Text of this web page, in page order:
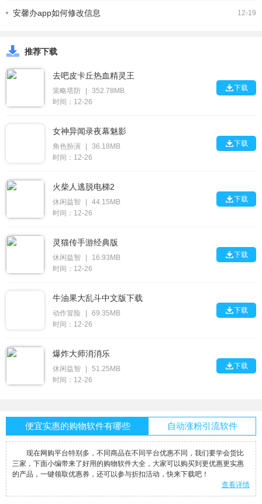
12-19
安馨办app如何修改信息
推荐下载
去吧皮卡丘热血精灵王
策略塔防
352.78MB
时间：12-26
下载
女神异闻录夜幕魅影
角色扮演
36.18MB
时间：12-26
下载
火柴人逃脱电梯2
休闲益智
44.15MB
时间：12-26
下载
灵猫传手游经典版
休闲益智
16.93MB
时间：12-26
下载
牛油果大乱斗中文版下载
动作冒险
69.35MB
时间：12-26
下载
爆炸大师消消乐
休闲益智
51.25MB
时间：12-26
下载
便宜实惠的购物软件有哪些 自动涨粉引流软件
现在网购平台特别多，不同商品在不同平台优惠不同，我们要学会货比
三家，下面小编带来了好用的购物软件大全，大家可以购买到更优惠更实惠
的产品，一键领取优惠券，还可以参与折扣活动，快来下载吧！
查看详情